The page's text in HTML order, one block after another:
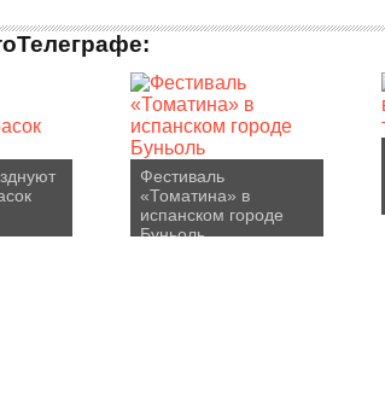
Фестиваль
«Томатина» в
испанском городе
Буньоль